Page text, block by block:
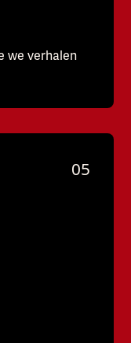
we verhalen
05